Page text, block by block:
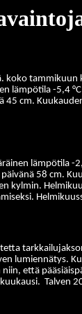
koko
lämpötila -5,4
45 cm.
lämpötila
58 cm.
kylmin.
lumiennätys.
että
Talven